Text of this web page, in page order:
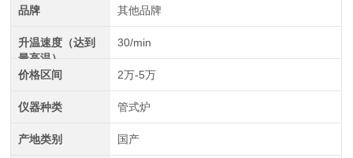
品牌 其他品牌
升温速度（达到
最高温）
30/min
价格区间 2万-5万
仪器种类 管式炉
产地类别 国产